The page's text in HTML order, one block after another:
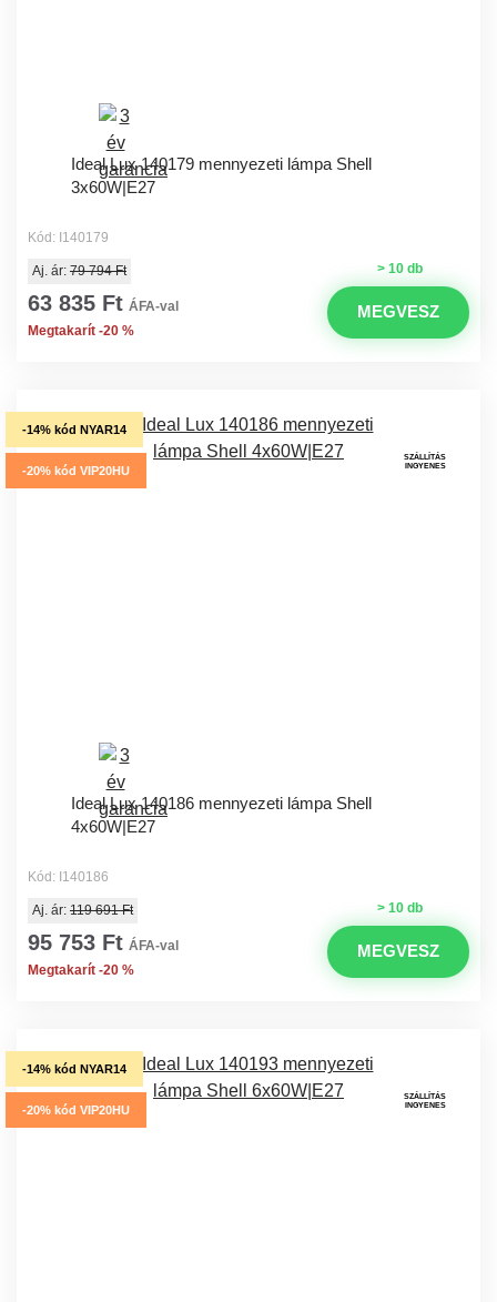
Ideal Lux 140179 mennyezeti lámpa Shell
3x60W|E27
Kód: I140179
> 10 db
Aj. ár: 79 794 Ft
63 835 Ft ÁFA-val
Megtakarít -20 %
MEGVESZ
-14% kód NYAR14
-20% kód VIP20HU
SZÁLLÍTÁS
INGYENES
Ideal Lux 140186 mennyezeti lámpa Shell
4x60W|E27
Kód: I140186
> 10 db
Aj. ár: 119 691 Ft
95 753 Ft ÁFA-val
Megtakarít -20 %
MEGVESZ
-14% kód NYAR14
-20% kód VIP20HU
SZÁLLÍTÁS
INGYENES